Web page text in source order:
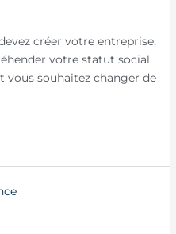
créer votre entreprise,
votre statut social.
vous souhaitez changer de